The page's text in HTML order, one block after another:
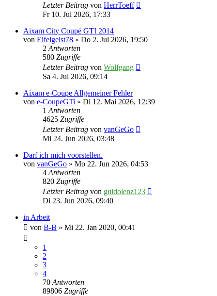
Letzter Beitrag von HerrToeff
Fr 10. Jul 2026, 17:33
Aixam City Coupé GTI 2014
von Eifelgeist78 » Do 2. Jul 2026, 19:50
2Antworten
580 Zugriffe
Letzter Beitrag von Wolfgang
Sa 4. Jul 2026, 09:14
Aixam e-Coupe Allgemeiner Fehler
von e-CoupeGTi » Di 12. Mai 2026, 12:39
1Antworten
4625 Zugriffe
Letzter Beitrag von vanGeGo
Mi 24. Jun 2026, 03:48
Darf ich mich voorstellen.
von vanGeGo » Mo 22. Jun 2026, 04:53
4Antworten
820 Zugriffe
Letzter Beitrag von guidolenz123
Di 23. Jun 2026, 09:40
in Arbeit
von B-B » Mi 22. Jan 2020, 00:41
1
2
3
4
70Antworten
89806 Zugriffe